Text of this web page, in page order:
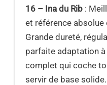
16 – Ina du Rib :
et référence absolue
Grande dureté,
parfaite adaptation
complet qui coche
servir de base solide.